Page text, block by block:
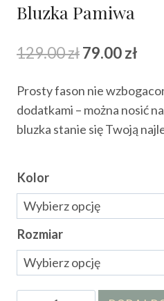
Bluzka Pamiwa
129.00złPierwotna
wynosiła:
129.00 zł.
79.00zł
Prosty fason nie
dodatkami – można nosić
bluzka stanie się Twoją
Kolor
Rozmiar